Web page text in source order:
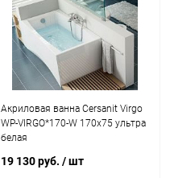
Акриловая ванна Cersanit Virgo
WP-VIRGO*170-W 170x75 ультра
белая
19 130 руб. / шт